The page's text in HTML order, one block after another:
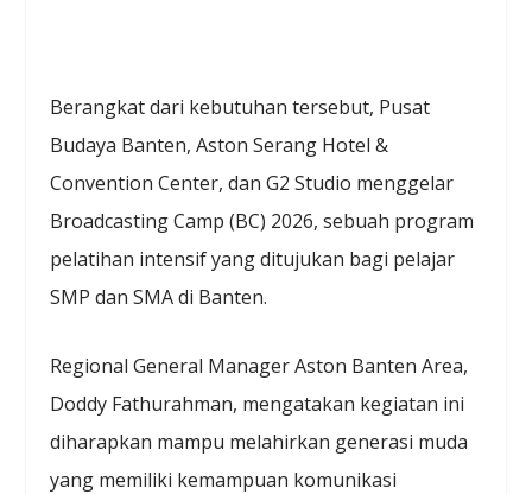
Berangkat dari kebutuhan tersebut, Pusat
Budaya Banten, Aston Serang Hotel &
Convention Center, dan G2 Studio menggelar
Broadcasting Camp (BC) 2026, sebuah program
pelatihan intensif yang ditujukan bagi pelajar
SMP dan SMA di Banten.
Regional General Manager Aston Banten Area,
Doddy Fathurahman, mengatakan kegiatan ini
diharapkan mampu melahirkan generasi muda
yang memiliki kemampuan komunikasi